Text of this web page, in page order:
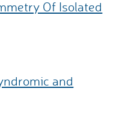
Of Isolated
and